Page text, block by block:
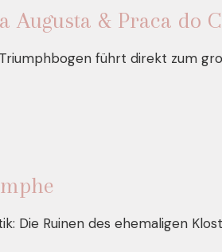
Augusta & Praca do
führt direkt zum
Die Ruinen des ehemaligen